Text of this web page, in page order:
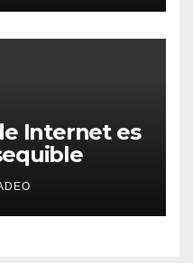
Internet es